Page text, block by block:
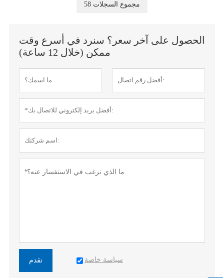
58 مجموع السجلات
الحصول على آخر سعر؟ سنرد في أسرع وقت
ممكن (خلال 12 ساعة)
تقدم سياسة خاصة